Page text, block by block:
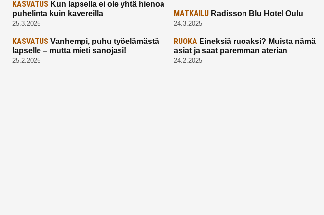
KASVATUS Kun lapsella ei ole yhtä hienoa
puhelinta kuin kavereilla
25.3.2025
MATKAILU Radisson Blu Hotel Oulu
24.3.2025
KASVATUS Vanhempi, puhu työelämästä
lapselle – mutta mieti sanojasi!
25.2.2025
RUOKA Eineksiä ruoaksi? Muista nämä
asiat ja saat paremman aterian
24.2.2025